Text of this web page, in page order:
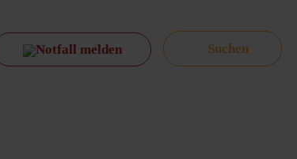
Notfall melden